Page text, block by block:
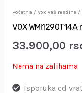
Početna / Vox veš mašine/
VOX
33.900,00
Nema na zalihama
Isporuka od